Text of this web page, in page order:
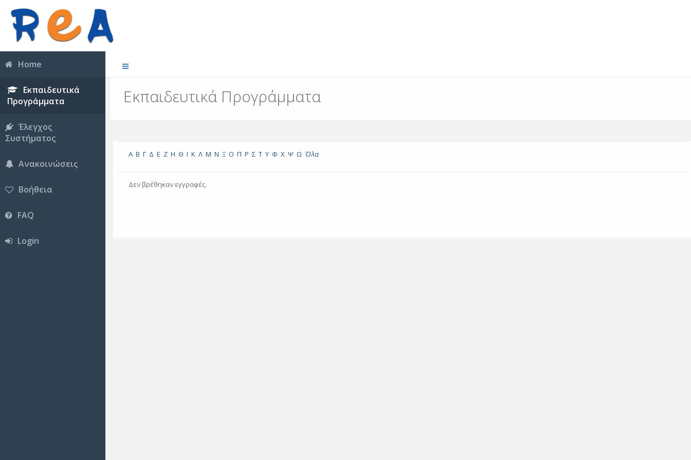
Home
Εκπαιδευτικά
Προγράμματα
Έλεγχος
Συστήματος
Ανακοινώσεις
Βοήθεια
FAQ
Login
Εκπαιδευτικά Προγράμματα
Α Β Γ Δ Ε Ζ Η Θ Ι Κ Λ Μ Ν Ξ Ο Π Ρ Σ Τ Υ Φ Χ Ψ Ω Όλα
Δεν βρέθηκαν εγγραφές.